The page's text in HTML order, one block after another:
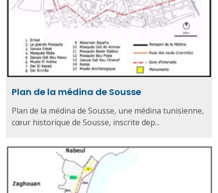
Plan de la médina de Sousse
Plan de la médina de Sousse, une médina tunisienne,
cœur historique de Sousse, inscrite dep...